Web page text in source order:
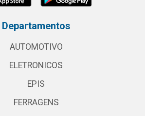
Departamentos
AUTOMOTIVO
ELETRONICOS
EPIS
FERRAGENS